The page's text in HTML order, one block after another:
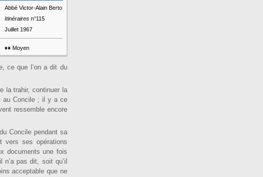
Abbé Victor-Alain Berto
Itinérairesn°115
Juillet 1967
♦♦ Moyen
ce que l’on a dit du
la trahir, continuer la
au Concile ; il y a ce
ressemble encore
Concile pendant sa
vers ses opérations
documents une fois
pas dit, soit qu’il
acceptable que ne